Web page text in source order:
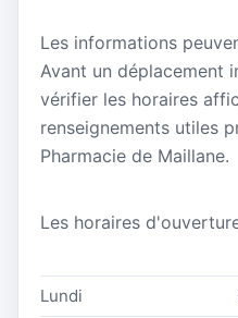
Les informations
Avant un déplacement
vérifier les horaires
renseignements utiles
Pharmacie de Maillane.
Les horaires
Lundi